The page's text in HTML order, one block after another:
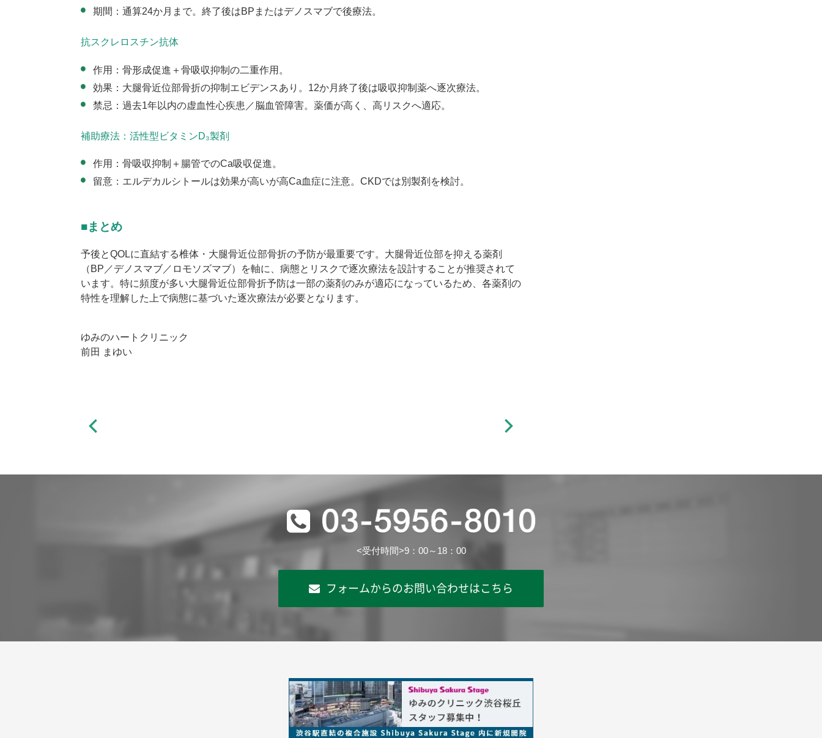
期間：通算24か月まで。終了後はBP またはデノスマブで後療法。
抗スクレロスチン抗体
作用：骨形成促進＋骨吸収抑制の二重作用。
効果：大腿骨近位部骨折の抑制エビデンスあり。 12か月終了後は吸収抑制薬へ逐次療法。
禁忌：過去1年以内の虚血性心疾患／脳血管障害。薬価が高く、高リスクへ適応。
補助療法：活性型ビタミンD₃製剤
作用：骨吸収抑制＋腸管でのCa吸収促進。
留意：エルデカルシトールは効果が高いが高Ca血症に注意。 CKDでは別製剤を検討。
■まとめ
予後とQOLに直結する椎体・大腿骨近位部骨折の予防が最重要です。大腿骨近位部を抑える薬剤
（ BP ／デノスマブ／ロモソズマブ）を軸に、病態とリスクで逐次療法を設計することが推奨されて
います。特に頻度が多い大腿骨近位部骨折予防は一部の薬剤のみが適応になっているため、各薬剤の
特性を理解した上で病態に基づいた逐次療法が必要となります。
ゆみのハートクリニック
前田 まゆい
<受付時間>9：00～18：00
フォームからのお問い合わせはこちら